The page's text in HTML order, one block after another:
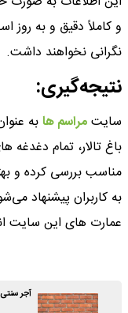
و کاملاً دقیق و به‌ روز
نگرانی نخواهند داشت.
نتیجه‌گیری:
سایتمراسم هابه
باغ تالار، تمام
مناسب بررسی کرده و
به کاربران پیشنهاد
عمارت ‌های این سایت
آجر سنتی حیدری 3